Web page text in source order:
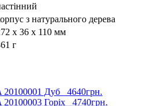
з натурального дерева
x 36 x 110 мм
г
20100001 Дуб 4640грн.
20100003 Горіх 4740грн.